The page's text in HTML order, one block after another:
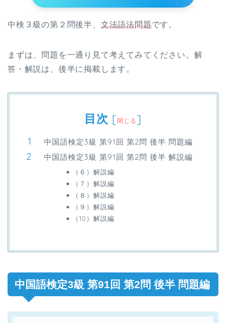
中検３級の第２問後半、 文法語法問題です。
まずは、問題を一通り見て考えてみてください。解
答・解説は、後半に掲載します。
目次 [ 閉じる ]
中国語検定3級 第91回 第2問 後半 問題編
中国語検定3級 第91回 第2問 後半 解説編
（６）解説編
（７）解説編
（８）解説編
（９）解説編
（10）解説編
中国語検定3級 第91回 第2問 後半 問題編